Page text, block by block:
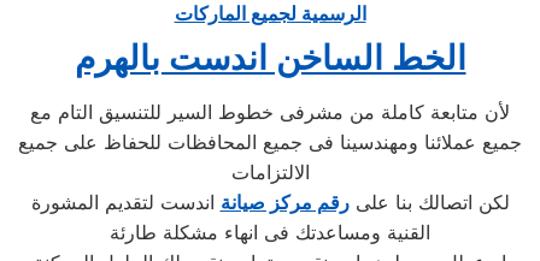
الرسمية لجميع الماركات
الخط الساخن اندست بالهرم
لأن متابعة كاملة من مشرفى خطوط السير للتنسيق التام مع
جميع عملائنا ومهندسينا فى جميع المحافظات للحفاظ على جميع
الالتزامات
لكن اتصالك بنا علىرقم مركز صيانة اندست لتقديم المشورة
القنية ومساعدتك فى انهاء مشكلة طارئة